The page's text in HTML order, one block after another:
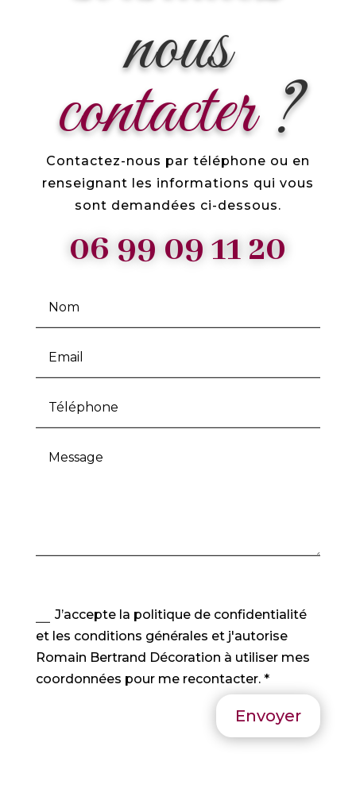
nous
contacter?
Contactez-nous par téléphone ou en
renseignant les informations qui vous
sont demandées ci-dessous.
06 99 09 11 20
J’accepte la politique de confidentialité
et les conditions générales et j'autorise
Romain Bertrand Décoration à utiliser mes
coordonnées pour me recontacter. *
Envoyer